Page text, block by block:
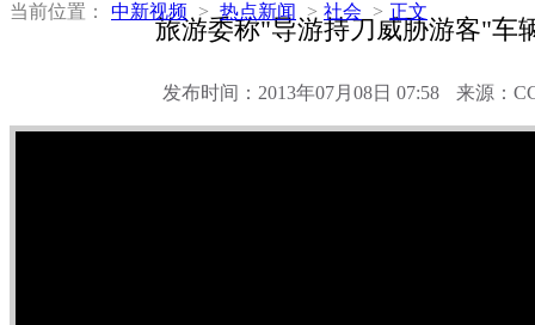
当前位置： 中新视频 > 热点新闻 > 社会 > 正文
旅游委称"导游持刀威胁游客"车
发布时间：2013年07月08日 07:58 来源：